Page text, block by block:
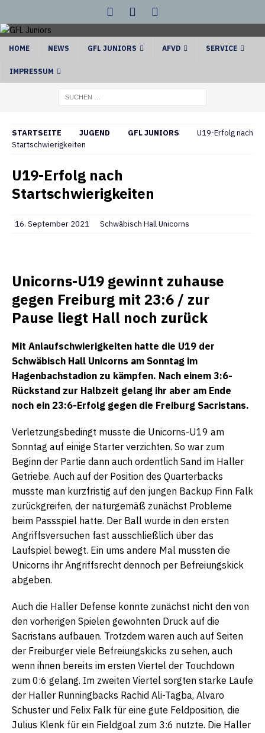
HOME NEWS GFL JUNIORS AFVD SERVICE
IMPRESSUM
STARTSEITE JUGEND GFL JUNIORS
U19-Erfolg nach
Startschwierigkeiten
U19-Erfolg nach
Startschwierigkeiten
16. September 2021 Schwäbisch Hall Unicorns
Unicorns-U19 gewinnt zuhause
gegen Freiburg mit 23:6 / zur
Pause liegt Hall noch zurück
Mit Anlaufschwierigkeiten hatte die U19 der
Schwäbisch Hall Unicorns am Sonntag im
Hagenbachstadion zu kämpfen. Nach einem 3:6-
Rückstand zur Halbzeit gelang ihr aber am Ende
noch ein 23:6-Erfolg gegen die Freiburg Sacristans.
Verletzungsbedingt musste die Unicorns-U19 am
Sonntag auf einige Starter verzichten. So war zum
Beginn der Partie dann auch ordentlich Sand im Haller
Getriebe. Auch auf der Position des Quarterbacks
musste man kurzfristig auf den jungen Backup Finn Falk
zurückgreifen, der naturgemäß zunächst Probleme
beim Passspiel hatte. Der Ball wurde in den ersten
Angriffsversuchen fast ausschließlich über das
Laufspiel bewegt. Ein ums andere Mal mussten die
Unicorns ihr Angriffsrecht dennoch per Befreiungskick
abgeben.
Auch die Haller Defense konnte zunächst nicht den von
den vorherigen Spielen gewohnten Druck auf die
Sacristans aufbauen. Trotzdem waren auch auf Seiten
der Freiburger viele Befreiungskicks zu sehen, auch
wenn ihnen bereits im ersten Viertel der Touchdown
zum 0:6 gelang. Im zweiten Viertel sorgten starke Läufe
der Haller Runningbacks Rachid Ali-Tagba, Alvaro
Schuster und Felix Falk für eine gute Feldposition, die
Julius Klenk für ein Fieldgoal zum 3:6 nutzte. Die Haller